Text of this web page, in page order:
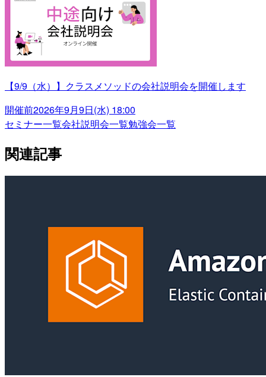
【9/9（水）】クラスメソッドの会社説明会を開催します
開催前2026年9月9日(水) 18:00
セミナー一覧会社説明会一覧勉強会一覧
関連記事